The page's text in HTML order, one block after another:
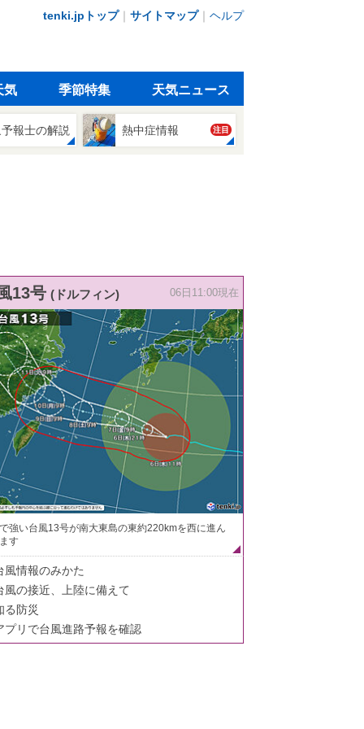
tenki.jpトップ｜ サイトマップ｜ ヘルプ
気 季節特集 天気ニュース
報士の解説 熱中症情報 注目
13号 (ドルフィン) 06日11:00現在
強い台風13号が南大東島の東約220kmを西に進ん
す
風情報のみかた
風の接近、上陸に備えて
る防災
プリで台風進路予報を確認